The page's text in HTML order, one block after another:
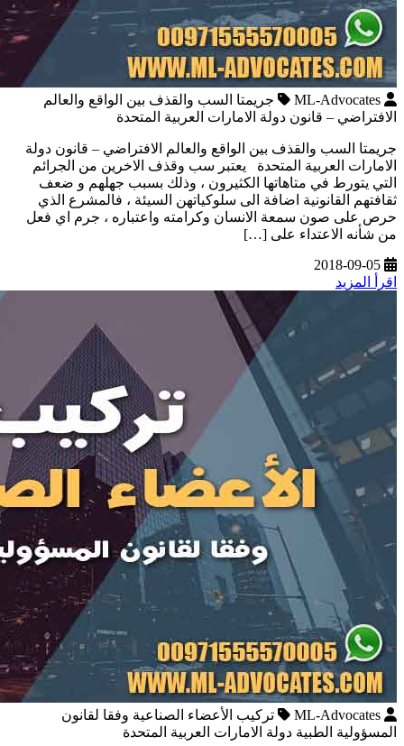
ML-Advocates
جريمتا السب والقذف بين الواقع والعالم
الافتراضي – قانون دولة الامارات العربية المتحدة
جريمتا السب والقذف بين الواقع والعالم الافتراضي – قانون دولة
الامارات العربية المتحدة يعتبر سب وقذف الاخرين من الجرائم
التي يتورط في متاهاتها الكثيرون ، وذلك بسبب جهلهم و ضعف
ثقافتهم القانونية اضافة الى سلوكياتهن السيئة ، فالمشرع الذي
حرص على صون سمعة الانسان وكرامته واعتباره ، جرم اي فعل
من شأنه الاعتداء على […]
2018-09-05
اقرأ المزيد
ML-Advocates
تركيب الأعضاء الصناعية وفقا لقانون
المسؤولية الطبية دولة الامارات العربية المتحدة